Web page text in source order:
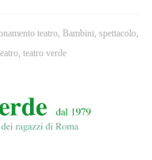
teatro Bambini spettacolo
teatro verde